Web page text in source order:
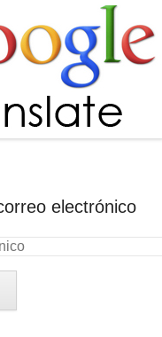
electrónico